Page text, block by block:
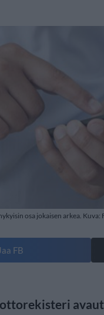
osa jokaisen arkea. Kuva:
Jaa FB